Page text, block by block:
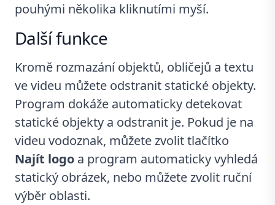
pouhými několika kliknutími myší.
Další funkce
Kromě rozmazání objektů, obličejů a textu
ve videu můžete odstranit statické objekty.
Program dokáže automaticky detekovat
statické objekty a odstranit je. Pokud je na
videu vodoznak, můžete zvolit tlačítko
Najít logo a program automaticky vyhledá
statický obrázek, nebo můžete zvolit ruční
výběr oblasti.